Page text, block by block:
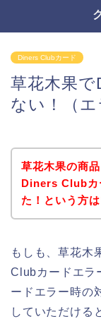
Diners Clubカード
草花木果
ない！（エ
草花木果の商
Diners Clubカ
た！という方
もしも、草花木
Clubカードエラ
ードエラー時の
していただける